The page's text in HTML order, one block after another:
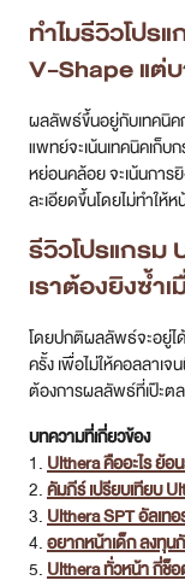
ทำไมรีวิวโปร
V-Shape แต่
ผลลัพธ์ขึ้นอยู่กับเทคนิค
แพทย์จะเน้นเทคนิคเก็
หย่อนคล้อย จะเน้นการ
ละเอียดขึ้นโดยไม่ทำให้
รีวิวโปรแกรม
เราต้องยิงซ้ำเ
โดยปกติผลลัพธ์จะอยู่ไ
ครั้ง เพื่อไม่ให้คอลลาเ
ต้องการผลลัพธ์ที่เป๊ะต
บทความที่เกี่ยวข้อง
1.Ulthera คืออะไร ย้อ
2.คัมภีร์ เปรียบเทียบ
3.Ulthera SPT อัลเท
4.อยากหน้าเด็ก ลงทุน
5.Ulthera ทั่วหน้า กี่ช็